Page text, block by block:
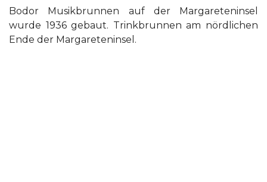
Bodor Musikbrunnen auf der Margareteninsel
wurde 1936 gebaut. Trinkbrunnen am nördlichen
Ende der Margareteninsel.